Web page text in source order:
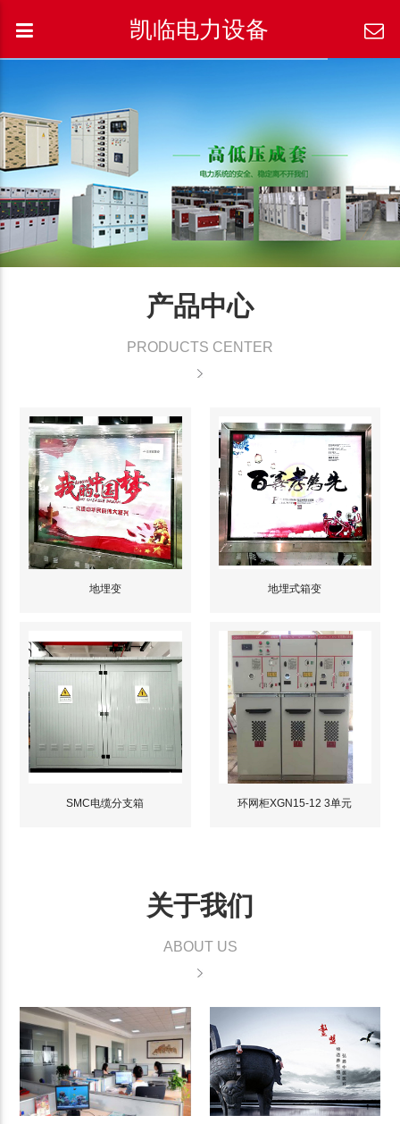
凯临电力设备
产品中心
PRODUCTS CENTER
地埋变 地埋式箱变
SMC电缆分支箱 环网柜XGN15-12 3单元
关于我们
ABOUT US